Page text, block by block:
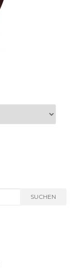
SUCHEN